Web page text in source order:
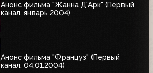
Анонс фильма "Жанна Д'Арк" (Первый
канал, январь 2004)
Анонс фильма "Француз" (Первый
канал, 04.01.2004)